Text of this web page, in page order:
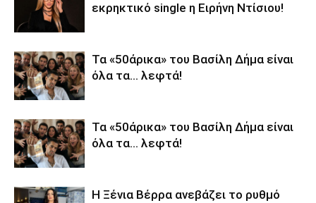
εκρηκτικό single η Ειρήνη Ντίσιου!
Τα «50άρικα» του Βασίλη Δήμα είναι
όλα τα… λεφτά!
Τα «50άρικα» του Βασίλη Δήμα είναι
όλα τα… λεφτά!
Η Ξένια Βέρρα ανεβάζει το ρυθμό